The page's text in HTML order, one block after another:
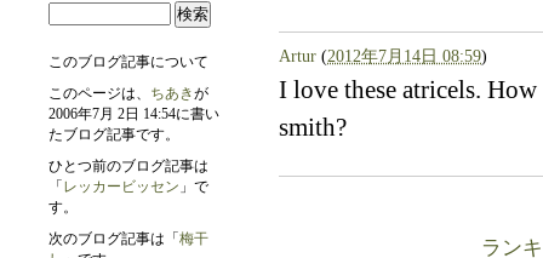
Artur (2012年7月14日 08:59)
I love these atricels.
smith?
ラン
このブログ記事について
このページは、 ちあきが
2006年7月 2日 14:54に書い
たブログ記事です。
ひとつ前のブログ記事は
「レッカービッセン 」で
す。
次のブログ記事は「梅干